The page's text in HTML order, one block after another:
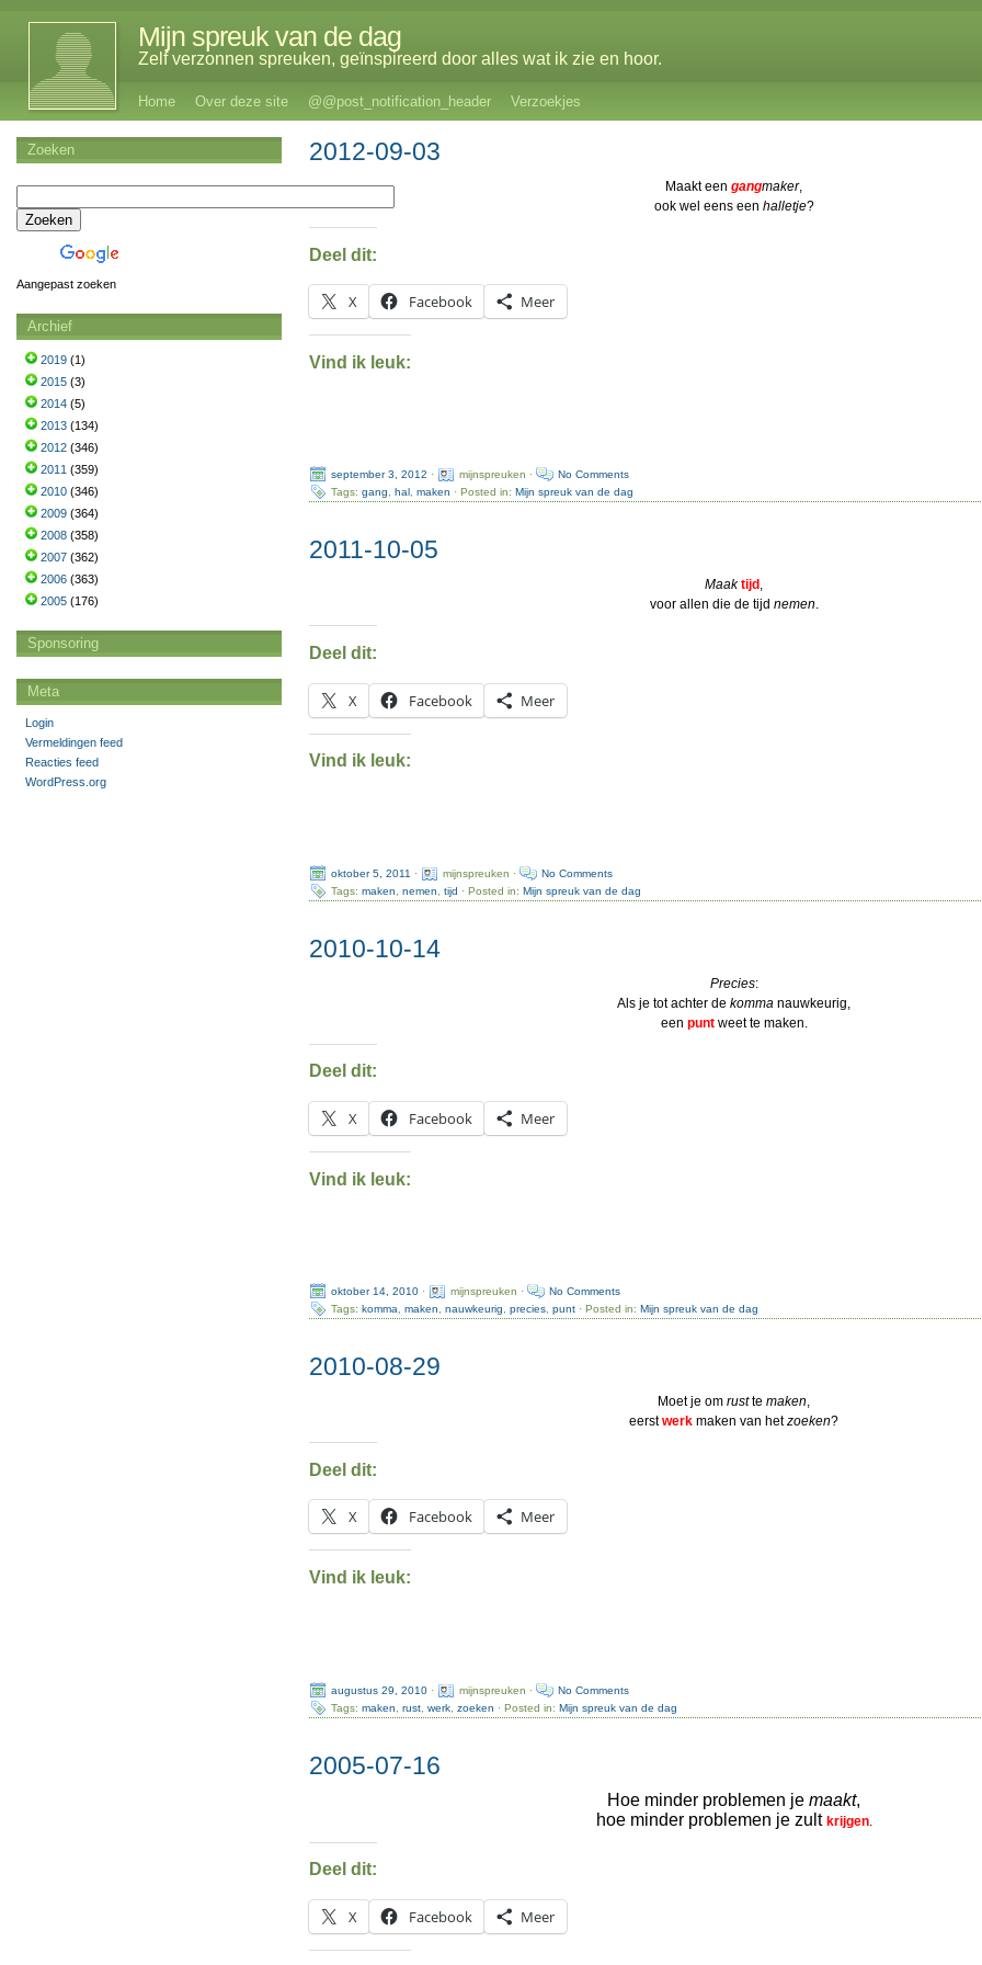
Mijn spreuk van de dag
Zelf verzonnen spreuken, geïnspireerd door alles wat ik zie en hoor.
Home Over deze site @@post_notification_header Verzoekjes
2012-09-03
Maakt eengangmaker,
ook wel eens een halletje?
Deel dit:
X Facebook Meer
Vind ik leuk:
september 3, 2012 · mijnspreuken ·
No Comments
Tags:gang ,hal ,maken · Posted in:Mijn spreuk van de dag
2011-10-05
Maak tijd ,
voor allen die de tijd nemen.
Deel dit:
X Facebook Meer
Vind ik leuk:
oktober 5, 2011 · mijnspreuken ·
No Comments
Tags:maken ,nemen ,tijd · Posted in:Mijn spreuk van de dag
2010-10-14
Precies:
Als je tot achter dekommanauwkeurig,
een punt weet te maken.
Deel dit:
X Facebook Meer
Vind ik leuk:
oktober 14, 2010 · mijnspreuken ·
No Comments
Tags:komma ,maken ,nauwkeurig ,precies ,punt · Posted in:Mijn spreuk van de dag
2010-08-29
Moet je omrusttemaken,
eerstwerk maken van hetzoeken?
Deel dit:
X Facebook Meer
Vind ik leuk:
augustus 29, 2010 · mijnspreuken ·
No Comments
Tags:maken ,rust ,werk ,zoeken · Posted in:Mijn spreuk van de dag
2005-07-16
Hoe minder problemen jemaakt,
hoe minder problemen je zult krijgen.
Deel dit:
X Facebook Meer
Zoeken
Aangepast zoeken
Archief
2019 (1)
2015 (3)
2014 (5)
2013 (134)
2012 (346)
2011 (359)
2010 (346)
2009 (364)
2008 (358)
2007 (362)
2006 (363)
2005 (176)
Sponsoring
Meta
Login
Vermeldingen feed
Reacties feed
WordPress.org